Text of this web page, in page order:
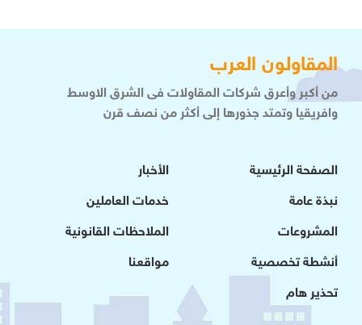
المقاولون العرب
من أكبر وأعرق شركات المقاولات فى الشرق الاوسط
وافريقيا وتمتد جذورها إلى أكثر من نصف قرن
الصفحة الرئيسية
نبذة عامة
المشروعات
أنشطة تخصصية
تحذير هام
الأخبار
خدمات العاملين
الملاحظات القانونية
مواقعنا